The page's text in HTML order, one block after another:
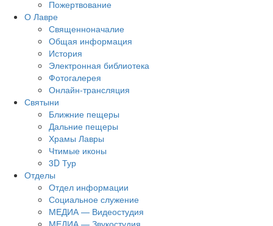
Пожертвование
О Лавре
Священноначалие
Общая информация
История
Электронная библиотека
Фотогалерея
Онлайн-трансляция
Святыни
Ближние пещеры
Дальние пещеры
Храмы Лавры
Чтимые иконы
3D Тур
Отделы
Отдел информации
Социальное служение
МЕДИА — Видеостудия
МЕДИА — Звукостудия